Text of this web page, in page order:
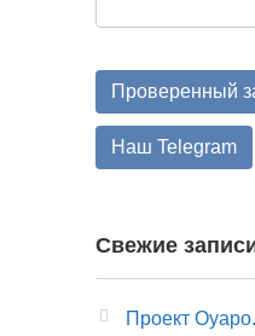
Проверенный
Наш Telegram
Свежие
Проект